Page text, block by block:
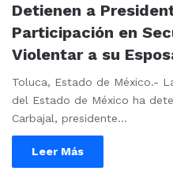
Detienen a
Participación en
Violentar a su
Toluca, Estado de México.-
del Estado de México ha
Carbajal, presidente…
Leer Más